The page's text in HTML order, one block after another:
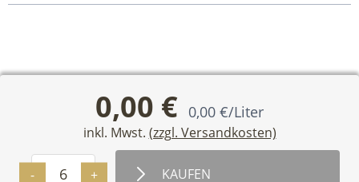
0,00 € 0,00 €/Liter
inkl. Mwst. (zzgl. Versandkosten)
-
Menge
+ KAUFEN
VERSANDINFORMATIONEN
ALLGEMEINE GESCHÄFTSBEDINGUNGEN
WIDERRUFSBELEHRUNG